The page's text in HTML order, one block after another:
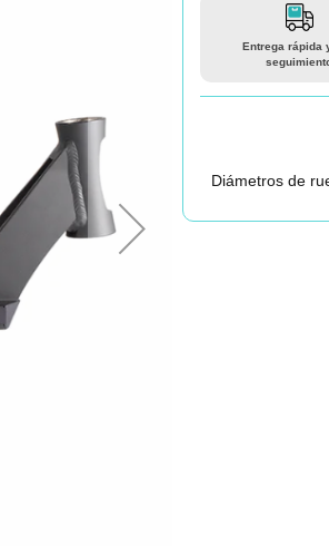
Entrega rápida
Diámetros de